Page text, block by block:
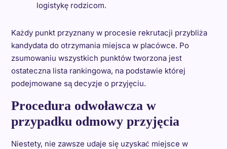
logistykę rodzicom.
Każdy punkt przyznany w procesie rekrutacji przybliża
kandydata do otrzymania miejsca w placówce. Po
zsumowaniu wszystkich punktów tworzona jest
ostateczna lista rankingowa, na podstawie której
podejmowane są decyzje o przyjęciu.
Procedura odwoławcza w
przypadku odmowy przyjęcia
Niestety, nie zawsze udaje się uzyskać miejsce w